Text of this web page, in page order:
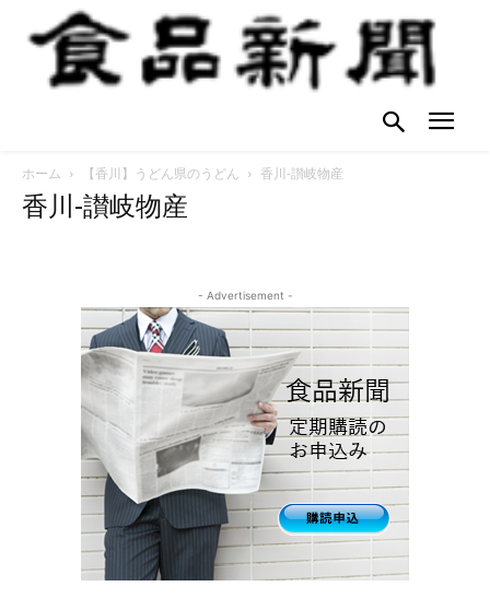
ホーム 【香川】うどん県のうどん 香川-讃岐物産
香川-讃岐物産
- Advertisement -